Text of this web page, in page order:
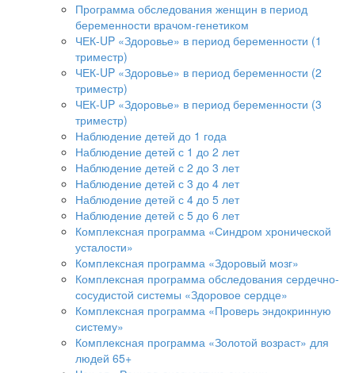
Программа обследования женщин в период
беременности врачом-генетиком
ЧЕК-UP «Здоровье» в период беременности (1
триместр)
ЧЕК-UP «Здоровье» в период беременности (2
триместр)
ЧЕК-UP «Здоровье» в период беременности (3
триместр)
Наблюдение детей до 1 года
Наблюдение детей с 1 до 2 лет
Наблюдение детей с 2 до 3 лет
Наблюдение детей с 3 до 4 лет
Наблюдение детей с 4 до 5 лет
Наблюдение детей с 5 до 6 лет
Комплексная программа «Синдром хронической
усталости»
Комплексная программа «Здоровый мозг»
Комплексная программа обследования сердечно-
сосудистой системы «Здоровое сердце»
Комплексная программа «Проверь эндокринную
систему»
Комплексная программа «Золотой возраст» для
людей 65+